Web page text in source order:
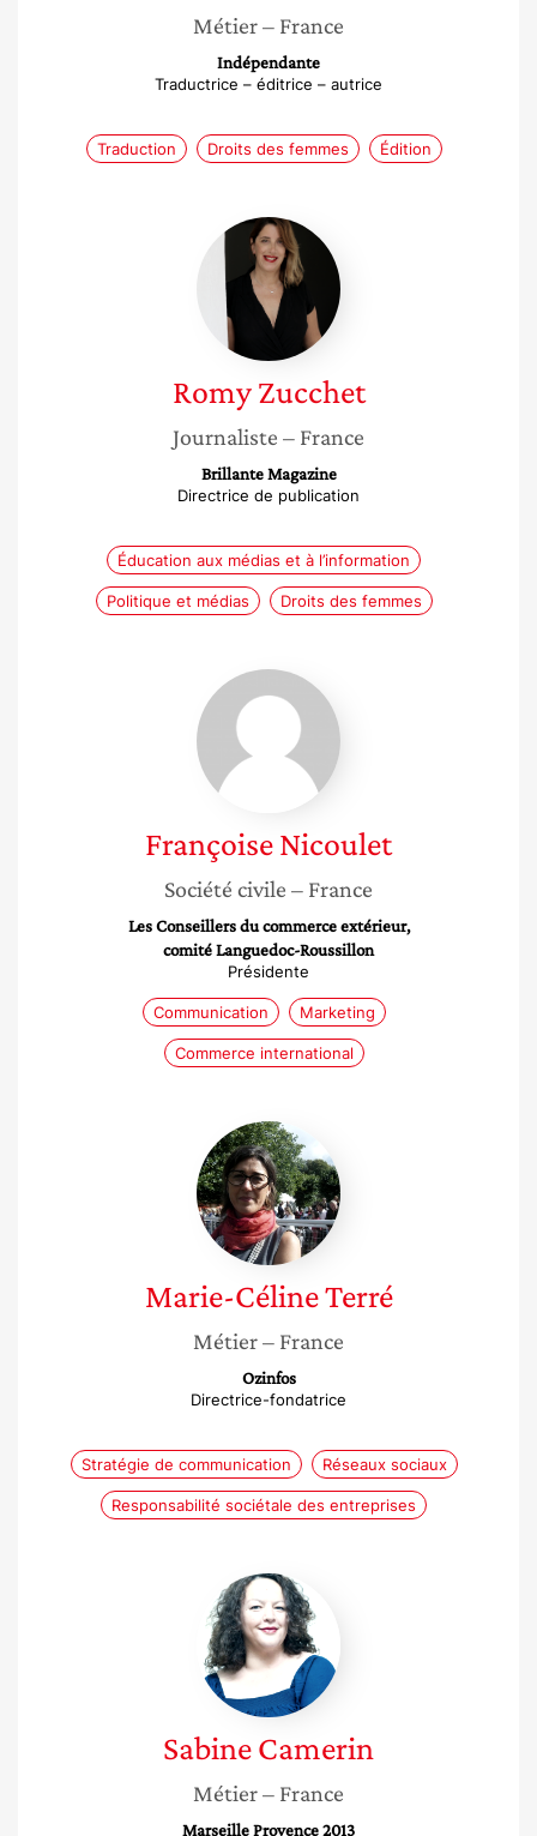
Métier– France
Indépendante
Traductrice – éditrice – autrice
Traduction Droits des femmes Édition
Romy
Zucchet
Romy Zucchet
Journaliste – France
Brillante Magazine
Directrice de publication
Éducation aux médias et à l’information
Politique et médias Droits des femmes
Françoise
Nicoulet
FrançoiseNicoulet
Société civile – France
Les Conseillers du commerce extérieur,
comité Languedoc-Roussillon
Présidente
Communication Marketing
Commerce international
Marie-
Céline
Terré
Marie-CélineTerré
Métier– France
Ozinfos
Directrice-fondatrice
Stratégie de communication Réseaux sociaux
Responsabilité sociétale des entreprises
Sabine
Camerin
SabineCamerin
Métier– France
Marseille Provence 2013